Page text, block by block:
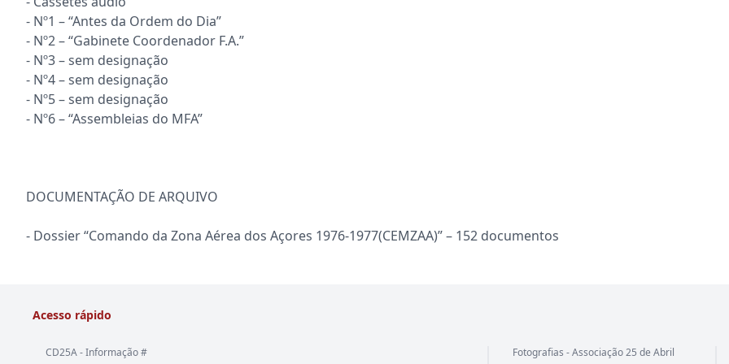
- Nº1 – “Antes da Ordem do Dia”
- Nº2 – “Gabinete Coordenador F.A.”
- Nº3 – sem designação
- Nº4 – sem designação
- Nº5 – sem designação
- Nº6 – “Assembleias do MFA”
DOCUMENTAÇÃO DE ARQUIVO
- Dossier “Comando da Zona Aérea dos Açores 1976-1977(CEMZAA)” – 152 documentos
Acesso rápido
CD25A - Informação # Fotografias - Associação 25 de Abril